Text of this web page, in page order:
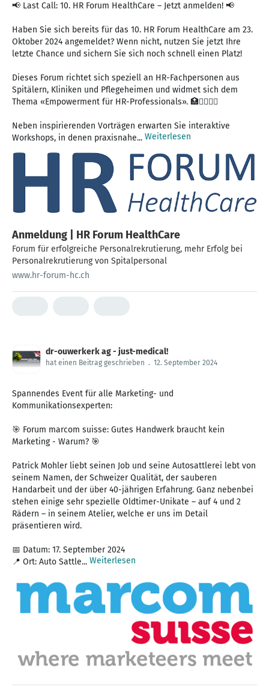
📢 Last Call: 10. HR Forum HealthCare – Jetzt anmelden! 📢
Haben Sie sich bereits für das 10. HR Forum HealthCare am 23.
Oktober 2024 angemeldet? Wenn nicht, nutzen Sie jetzt Ihre
letzte Chance und sichern Sie sich noch schnell einen Platz!
Dieses Forum richtet sich speziell an HR-Fachpersonen aus
Spitälern, Kliniken und Pflegeheimen und widmet sich dem
Thema «Empowerment für HR-Professionals». 🏥👩‍⚕️👨‍⚕️
Neben inspirierenden Vorträgen erwarten Sie interaktive
Workshops, in denen praxisnahe... Weiterlesen
Anmeldung | HR Forum HealthCare
Forum für erfolgreiche Personalrekrutierung​, mehr Erfolg bei
Personalrekrutierung von Spitalpersonal
www.hr-forum-hc.ch
dr-ouwerkerk ag - just-medical!
hat einen Beitrag geschrieben . 12. September 2024
Spannendes Event für alle Marketing- und
Kommunikationsexperten:
🎯 Forum marcom suisse: Gutes Handwerk braucht kein
Marketing - Warum? 🎯
Patrick Mohler liebt seinen Job und seine Autosattlerei lebt von
seinem Namen, der Schweizer Qualität, der sauberen
Handarbeit und der über 40-jährigen Erfahrung. Ganz nebenbei
stehen einige sehr spezielle Oldtimer-Unikate – auf 4 und 2
Rädern – in seinem Atelier, welche er uns im Detail
präsentieren wird.
📅 Datum: 17. September 2024
📍 Ort: Auto Sattle... Weiterlesen